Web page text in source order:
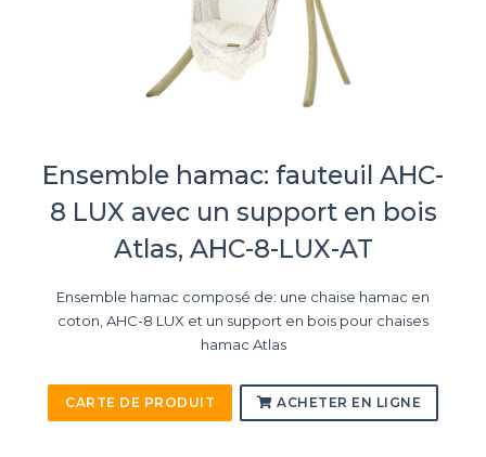
Ensemble hamac: fauteuil AHC-
8 LUX avec un support en bois
Atlas, AHC-8-LUX-AT
Ensemble hamac composé de: une chaise hamac en
coton, AHC-8 LUX et un support en bois pour chaises
hamac Atlas
CARTE DE PRODUIT ACHETER EN LIGNE